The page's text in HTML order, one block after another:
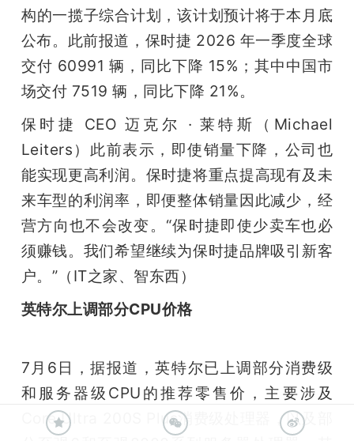
构的一揽子综合计划，该计划预计将于本月底
公布。此前报道，保时捷 2026 年一季度全球
交付 60991 辆，同比下降 15%；其中中国市
场交付 7519 辆，同比下降 21%。
保时捷 CEO 迈克尔 · 莱特斯（Michael
Leiters）此前表示，即使销量下降，公司也
能实现更高利润。保时捷将重点提高现有及未
来车型的利润率，即便整体销量因此减少，经
营方向也不会改变。“保时捷即使少卖车也必
须赚钱。我们希望继续为保时捷品牌吸引新客
户。”（IT之家、智东西）
英特尔上调部分CPU价格
7月6日，据报道，英特尔已上调部分消费级
和服务器级CPU的推荐零售价，主要涉及
Core Ultra 200S Plus消费级处理器，以及部